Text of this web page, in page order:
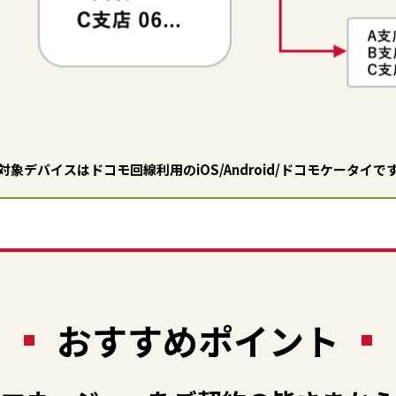
象デバイスはドコモ回線利用のiOS/Android/ドコモケータイで
おすすめポイント